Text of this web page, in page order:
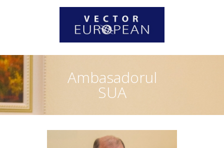
Ambasadorul
SUA